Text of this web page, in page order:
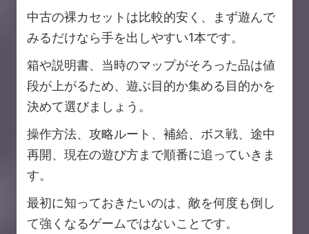
中古の裸カセットは比較的安く、まず遊んで
みるだけなら手を出しやすい1本です。
箱や説明書、当時のマップがそろった品は値
段が上がるため、遊ぶ目的か集める目的かを
決めて選びましょう。
操作方法、攻略ルート、補給、ボス戦、途中
再開、現在の遊び方まで順番に追っていきま
す。
最初に知っておきたいのは、敵を何度も倒し
て強くなるゲームではないことです。